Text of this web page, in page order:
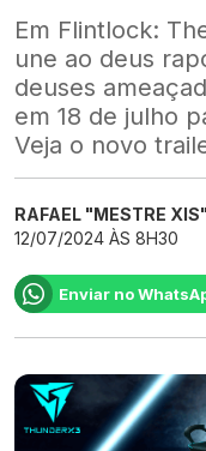
Em Flintlock:
une ao deus
deuses
em 18 de julho
Veja o novo
RAFAEL "MESTRE XIS"
12/07/2024 ÀS 8H30
Enviar no